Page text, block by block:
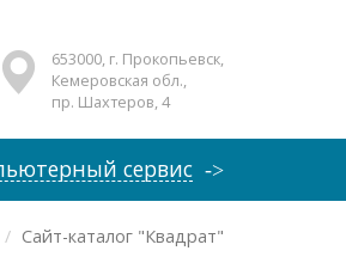
653000, г. Прокопьевск,
Кемеровская обл.,
пр. Шахтеров, 4
сервис
Сайт-каталог "Квадрат"